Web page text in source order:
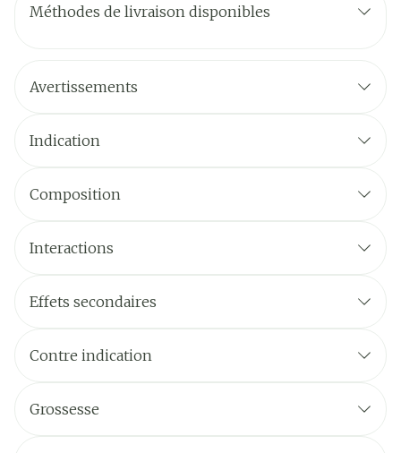
Méthodes de livraison disponibles
Avertissements
Indication
Composition
Interactions
Effets secondaires
Contre indication
Grossesse